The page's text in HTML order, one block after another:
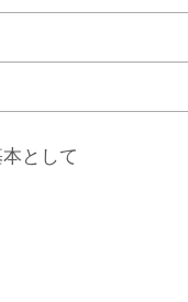
として